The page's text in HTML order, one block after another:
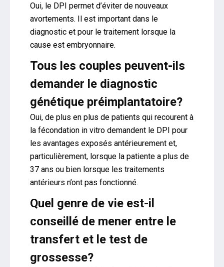
Oui, le DPI permet d’éviter de nouveaux
avortements. Il est important dans le
diagnostic et pour le traitement lorsque la
cause est embryonnaire.
Tous les couples peuvent-ils
demander le diagnostic
génétique préimplantatoire?
Oui, de plus en plus de patients qui recourent à
la fécondation in vitro demandent le DPI pour
les avantages exposés antérieurement et,
particulièrement, lorsque la patiente a plus de
37 ans ou bien lorsque les traitements
antérieurs n’ont pas fonctionné.
Quel genre de vie est-il
conseillé de mener entre le
transfert et le test de
grossesse?